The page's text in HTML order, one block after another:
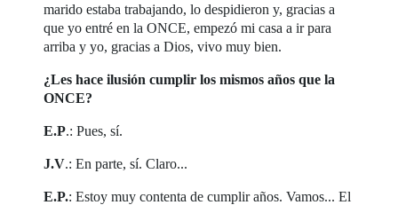
marido estaba trabajando, lo despidieron y, gracias a
que yo entré en la ONCE, empezó mi casa a ir para
arriba y yo, gracias a Dios, vivo muy bien.
¿Les hace ilusión cumplir los mismos años que la
ONCE?
E.P.: Pues, sí.
J.V.: En parte, sí. Claro...
E.P.: Estoy muy contenta de cumplir años. Vamos... El